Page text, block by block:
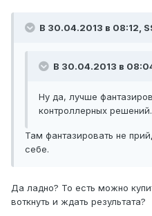
В 30.04.2013 в 08:12,
В 30.04.2013 в
Ну да, лучше
контроллерных решений.
Там фантазировать не
себе.
Да ладно? То есть можно
воткнуть и ждать результата?